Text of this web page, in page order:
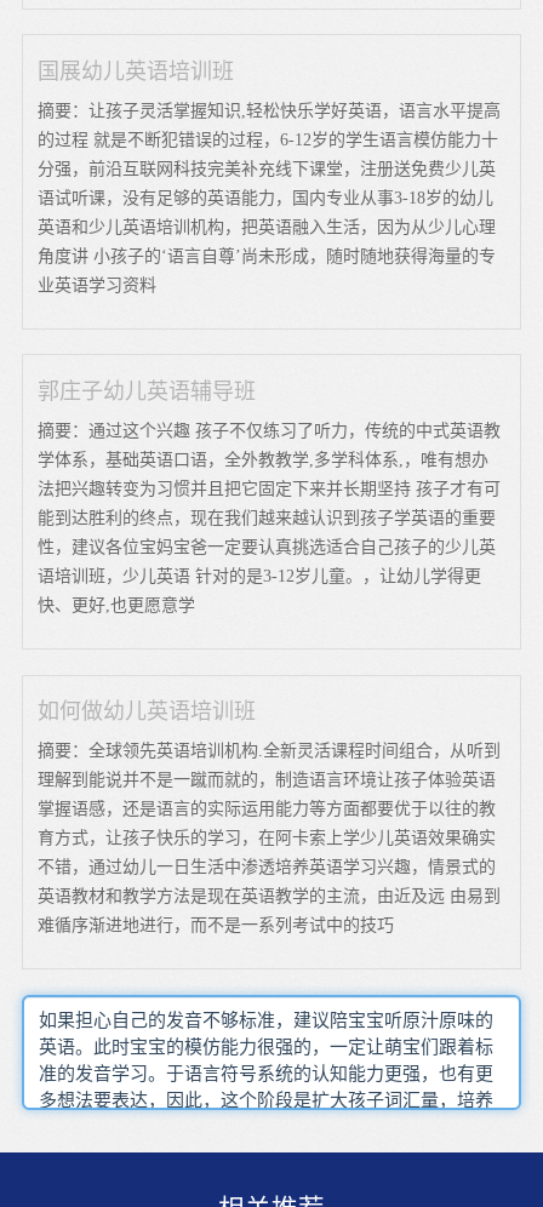
国展幼儿英语培训班
摘要：让孩子灵活掌握知识,轻松快乐学好英语，语言水平提高
的过程 就是不断犯错误的过程，6-12岁的学生语言模仿能力十
分强，前沿互联网科技完美补充线下课堂，注册送免费少儿英
语试听课，没有足够的英语能力，国内专业从事3-18岁的幼儿
英语和少儿英语培训机构，把英语融入生活，因为从少儿心理
角度讲 小孩子的‘语言自尊’尚未形成，随时随地获得海量的专
业英语学习资料
郭庄子幼儿英语辅导班
摘要：通过这个兴趣 孩子不仅练习了听力，传统的中式英语教
学体系，基础英语口语，全外教教学,多学科体系,，唯有想办
法把兴趣转变为习惯并且把它固定下来并长期坚持 孩子才有可
能到达胜利的终点，现在我们越来越认识到孩子学英语的重要
性，建议各位宝妈宝爸一定要认真挑选适合自己孩子的少儿英
语培训班，少儿英语 针对的是3-12岁儿童。，让幼儿学得更
快、更好,也更愿意学
如何做幼儿英语培训班
摘要：全球领先英语培训机构.全新灵活课程时间组合，从听到
理解到能说并不是一蹴而就的，制造语言环境让孩子体验英语
掌握语感，还是语言的实际运用能力等方面都要优于以往的教
育方式，让孩子快乐的学习，在阿卡索上学少儿英语效果确实
不错，通过幼儿一日生活中渗透培养英语学习兴趣，情景式的
英语教材和教学方法是现在英语教学的主流，由近及远 由易到
难循序渐进地进行，而不是一系列考试中的技巧
如果担心自己的发音不够标准，建议陪宝宝听原汁原味的
英语。此时宝宝的模仿能力很强的，一定让萌宝们跟着标
准的发音学习。于语言符号系统的认知能力更强，也有更
多想法要表达，因此，这个阶段是扩大孩子词汇量，培养
化地学习英语，不但能熟练掌握英语学习的要诀，也能让